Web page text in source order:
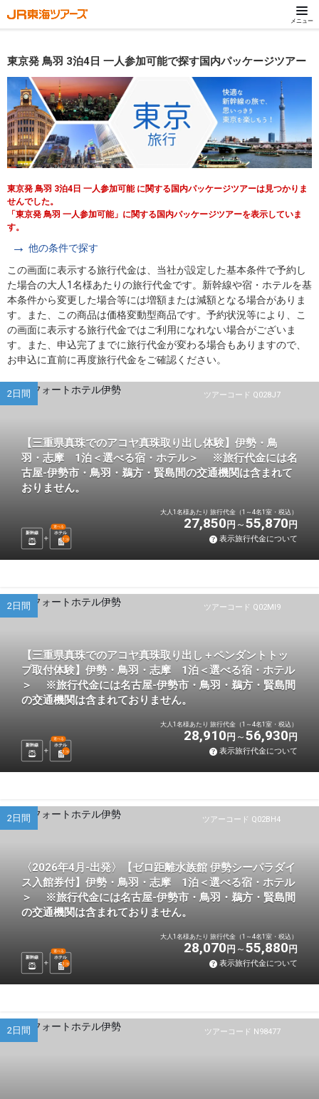
メニュー
東京発 鳥羽 3泊4日 一人参加可能で探す国内パッケージツアー
東京発 鳥羽 3泊4日 一人参加可能 に関する国内パッケージツアーは見つかりま
せんでした。
「東京発 鳥羽 一人参加可能」に関する国内パッケージツアーを表示していま
す。
他の条件で探す
この画面に表示する旅行代金は、当社が設定した基本条件で予約し
た場合の大人1名様あたりの旅行代金です。新幹線や宿・ホテルを基
本条件から変更した場合等には増額または減額となる場合がありま
す。また、この商品は価格変動型商品です。予約状況等により、こ
の画面に表示する旅行代金ではご利用になれない場合がございま
す。また、申込完了までに旅行代金が変わる場合もありますので、
お申込に直前に再度旅行代金をご確認ください。
ツアーコード Q028J7
2日間
【三重県真珠でのアコヤ真珠取り出し体験】伊勢・鳥
羽・志摩 1泊＜選べる宿・ホテル＞ ※旅行代金には名
古屋-伊勢市・鳥羽・鵜方・賢島間の交通機関は含まれて
おりません。
新幹線 ホテル
選べる
1 泊
大人1名様あたり 旅行代金（1～4名1室・税込）
27,850 円 55,870 円
表示旅行代金について
ツアーコード Q02MI9
2日間
【三重県真珠でのアコヤ真珠取り出し＋ペンダントトッ
プ取付体験】伊勢・鳥羽・志摩 1泊＜選べる宿・ホテル
＞ ※旅行代金には名古屋-伊勢市・鳥羽・鵜方・賢島間
の交通機関は含まれておりません。
新幹線 ホテル
選べる
1 泊
大人1名様あたり 旅行代金（1～4名1室・税込）
28,910 円 56,930 円
表示旅行代金について
ツアーコード Q02BH4
2日間
〈2026年4月-出発〉【ゼロ距離水族館 伊勢シーパラダイ
ス入館券付】伊勢・鳥羽・志摩 1泊＜選べる宿・ホテル
＞ ※旅行代金には名古屋-伊勢市・鳥羽・鵜方・賢島間
の交通機関は含まれておりません。
新幹線 ホテル
選べる
1 泊
大人1名様あたり 旅行代金（1～4名1室・税込）
28,070 円 55,880 円
表示旅行代金について
ツアーコード N98477
2日間